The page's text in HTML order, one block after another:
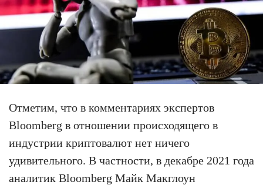
Отметим, что в комментариях экспертов
Bloomberg в отношении происходящего в
индустрии криптовалют нет ничего
удивительного. В частности, в декабре 2021 года
аналитик Bloomberg Майк Макглоун